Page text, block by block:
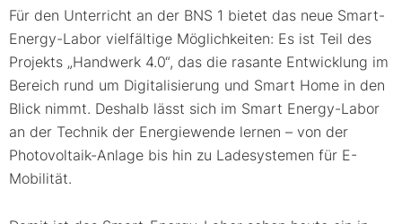
Für den Unterricht an der BNS 1 bietet das neue Smart-
Energy-Labor vielfältige Möglichkeiten: Es ist Teil des
Projekts „Handwerk 4.0“, das die rasante Entwicklung im
Bereich rund um Digitalisierung und Smart Home in den
Blick nimmt. Deshalb lässt sich im Smart Energy-Labor
an der Technik der Energiewende lernen – von der
Photovoltaik-Anlage bis hin zu Ladesystemen für E-
Mobilität.